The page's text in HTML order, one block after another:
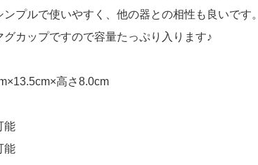
プルで使いやすく、他の器との相性も良いです。
グカップですので容量たっぷり入ります♪
高さ8.0cm
能
能